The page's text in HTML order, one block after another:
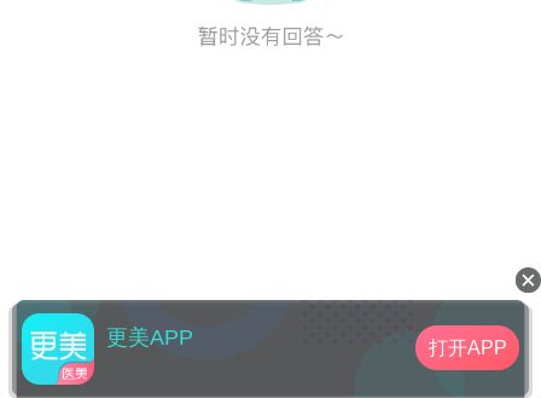
更美APP 打开APP